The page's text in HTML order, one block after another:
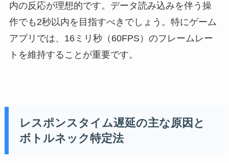
内の反応が理想的です。データ読み込みを伴う操
作でも2秒以内を目指すべきでしょう。特にゲーム
アプリでは、16ミリ秒（60FPS）のフレームレー
トを維持することが重要です。
レスポンスタイム遅延の主な原因と
ボトルネック特定法